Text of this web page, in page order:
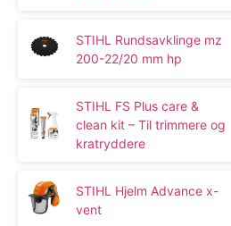
STIHL Rundsavklinge mz
200-22/20 mm hp
STIHL FS Plus care &
clean kit – Til trimmere og
kratryddere
STIHL Hjelm Advance x-
vent